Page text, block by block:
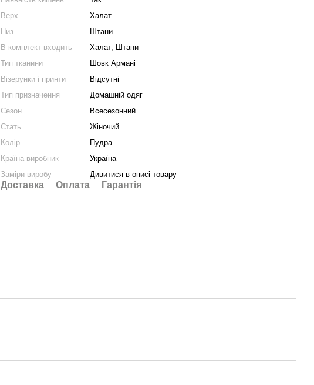
Верх
Халат
Низ
Штани
В комплект входить
Халат, Штани
Тип тканини
Шовк Армані
Візерунки і принти
Відсутні
Тип призначення
Домашній одяг
Сезон
Всесезонний
Стать
Жіночий
Колір
Пудра
Країна виробник
Україна
Заміри виробу
Дивитися в описі товару
Доставка Оплата Гарантія